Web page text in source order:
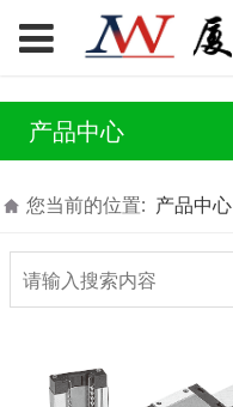
产品中心
您当前的位置: 产品中心